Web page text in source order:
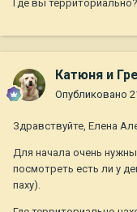
Где вы территориально?
Катюня и
Опубликовано
Здравствуйте, Елена
Для начала очень
посмотреть есть ли у
паху).